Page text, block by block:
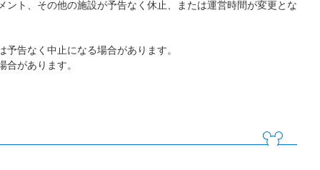
ト、その他の施設が予告なく休止、または運営時間が変更とな
告なく中止になる場合があります。
があります。